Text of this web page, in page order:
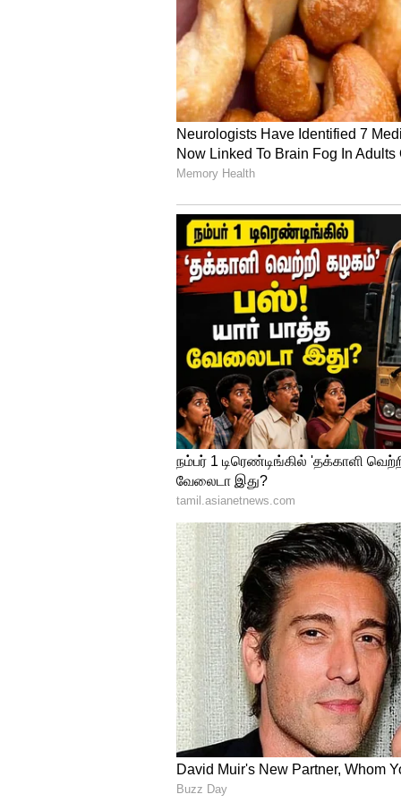
Krithi Shetty
இந்த படம் இவருக்கு நல்ல
வெற்றி பெற்ற இந்த படம் 100
5
Krithi Shetty
பின்னர் நானிக்கு
நடித்திருந்தார். இதை